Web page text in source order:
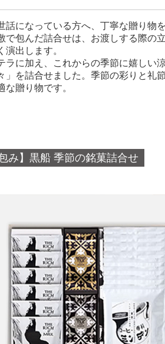
話になっている方へ、丁寧な贈り物を
で包んだ詰合せは、お渡しする際の
演出します。
ラに加え、これからの季節に嬉しい
」を詰合せました。季節の彩りと礼
な贈り物です。
み】黒船 季節の銘菓詰合せ